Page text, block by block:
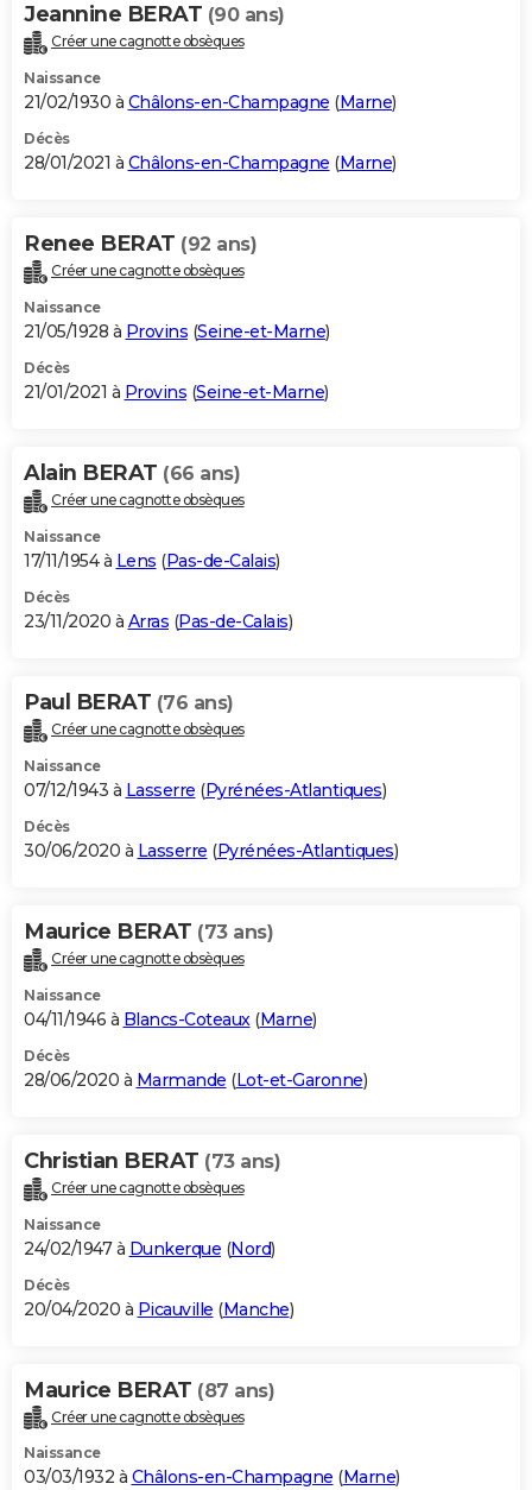
Jeannine BERAT (90 ans)
Créer une cagnotte obsèques
Naissance
21/02/1930 à Châlons-en-Champagne (Marne)
Décès
28/01/2021 à Châlons-en-Champagne (Marne)
Renee BERAT (92 ans)
Créer une cagnotte obsèques
Naissance
21/05/1928 à Provins (Seine-et-Marne)
Décès
21/01/2021 à Provins (Seine-et-Marne)
Alain BERAT (66 ans)
Créer une cagnotte obsèques
Naissance
17/11/1954 à Lens (Pas-de-Calais)
Décès
23/11/2020 à Arras (Pas-de-Calais)
Paul BERAT (76 ans)
Créer une cagnotte obsèques
Naissance
07/12/1943 à Lasserre (Pyrénées-Atlantiques)
Décès
30/06/2020 à Lasserre (Pyrénées-Atlantiques)
Maurice BERAT (73 ans)
Créer une cagnotte obsèques
Naissance
04/11/1946 à Blancs-Coteaux(Marne)
Décès
28/06/2020 à Marmande (Lot-et-Garonne)
Christian BERAT (73 ans)
Créer une cagnotte obsèques
Naissance
24/02/1947 à Dunkerque (Nord)
Décès
20/04/2020 à Picauville (Manche)
Maurice BERAT (87 ans)
Créer une cagnotte obsèques
Naissance
03/03/1932 à Châlons-en-Champagne (Marne)